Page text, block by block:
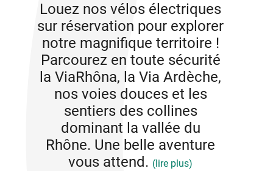
Louez nos vélos électriques
sur réservation pour explorer
notre magnifique territoire !
Parcourez en toute sécurité
la ViaRhôna, la Via Ardèche,
nos voies douces et les
sentiers des collines
dominant la vallée du
Rhône. Une belle aventure
vous attend. (lire plus)